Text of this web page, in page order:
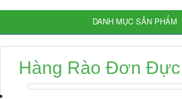
DANH MỤC SẢN PHẨM
Hàng Rào Đơn Đực